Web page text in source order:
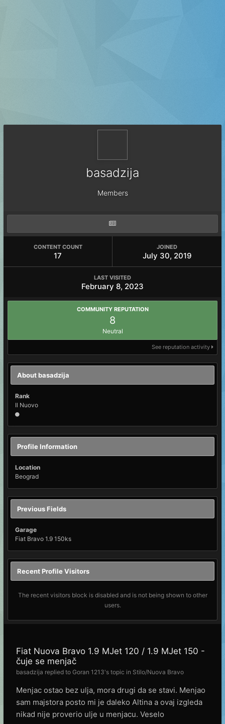
basadzija
Members
CONTENT COUNT
17
JOINED
July 30, 2019
LAST VISITED
February 8, 2023
COMMUNITY REPUTATION
8
Neutral
See reputation activity
About basadzija
Rank
Il Nuovo
Profile Information
Location
Beograd
Previous Fields
Garage
Fiat Bravo 1.9 150ks
Recent Profile Visitors
The recent visitors block is disabled and is not being shown to other
users.
Fiat Nuova Bravo 1.9 MJet 120 / 1.9 MJet 150 -
čuje se menjač
basadzija replied to Goran 1213's topic in Stilo/Nuova Bravo
Menjac ostao bez ulja, mora drugi da se stavi. Menjao
sam majstora posto mi je daleko Altina a ovaj izgleda
nikad nije proverio ulje u menjacu. Veselo